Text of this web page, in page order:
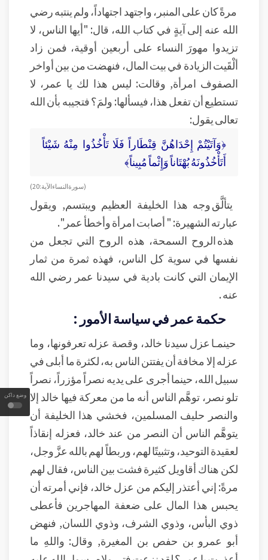
وضع داكن
مرةً كان على المنبر، واجتهد اجتهاداً، ولم ينتبه رضي
الله عنه إلى آيةٍ في كتاب الله، قال: "أيها الناس، لا
تزيدوا مهورَ النساء على أربعين أوقية، فمن زاد
ألْقَيت الزيادة في بيت المال، فنهضت من بين أواخر
الصفوف امرأة, وقالت: ليس هذا لك يا عمر، لا
تستطيع أن تفعل هذا، فيسألها: ولمَ؟ فتجيبه بأن الله
تعالى يقول:
﴿وَآتَيْتُمْ إِحْدَاهُنَّ قِنْطَاراً فَلَا تَأْخُذُوا مِنْهُ شَيْئاً
أَتَأْخُذُونَهُ بُهْتَاناً وَإِثْماً مُبِيناً﴾
( سورة النساء الآية :20)
يتألَّق وجه هذا الخليفة العظيم ويبتسم, ويقول
عبارته الشهيرة: " أصابت امرأة وأخطأ عمر".
هذه الروح السمحة، هذه الروح التي تجعل من
نفسها في سوية كل الناس، فهذه ثمرة من ثمار
الإيمان التي كانت بادية في سيدنا عمر رضي الله
عنه .
حكمة عمر في سياسة الأمور :
حينمـا عزل سيدنا خالد، وقصة عزله تعرفونها، وما
عزله إلا مخافة أن يفتتن الناس به، لكثرة ما أبلى في
سبيل الله، حينما أجرى على يديه نصراً مؤزراً، نصراً
تلو نصر، توهَّم الناس أنه ما من معركة فيها خالد إلا
والنصر حليف المسلمين، فخشي هذا الخليفة أن
يتوهَّم الناس أن النصر من عند خالد، فعزله إنقاذاً
لعقيدة التوحيد، وتثبيتًا لهم، وربطاً لهم بالله عزَّ وجل،
لكن هناك أقاويل كثيرة فشت بين الناس، فقال لهم
مرةً: إني أعتذر إليكم من عزل خالد، فإني أمرته أن
يحبس هذا المال على ضعفة المهاجرين فأعطى
ذوي البأس، وذوي الشرف، وذوي اللسان, فنهض
أبو عمرو بن حفص بن المغيرة, وقال: واللهِ ما